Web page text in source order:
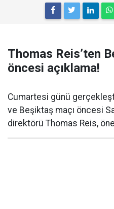
Thomas Reis’ten
öncesi açıklama!
Cumartesi günü
ve Beşiktaş maçı öncesi
direktörü Thomas Reis,